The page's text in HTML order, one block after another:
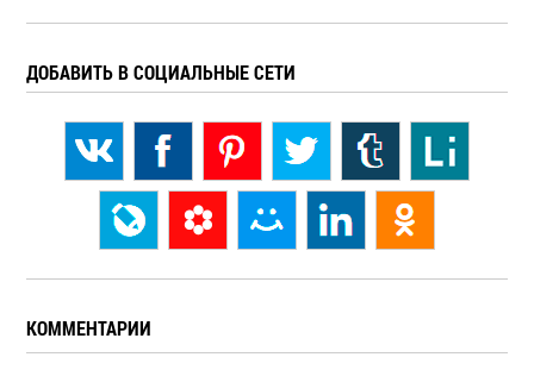
ДОБАВИТЬ В СОЦИАЛЬНЫЕ СЕТИ
КОММЕНТАРИИ